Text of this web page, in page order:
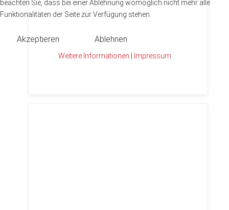
beachten Sie, dass bei einer Ablehnung womöglich nicht mehr alle
Funktionalitäten der Seite zur Verfügung stehen.
Akzeptieren Ablehnen
Weitere Informationen Impressum